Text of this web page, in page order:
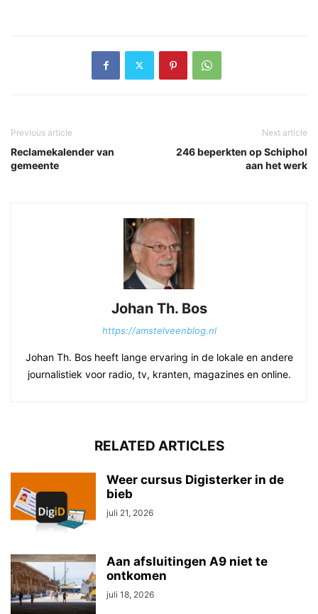
Previous article
Reclamekalender van
gemeente
Next article
246 beperkten op Schiphol
aan het werk
Johan Th. Bos
https://amstelveenblog.nl
Johan Th. Bos heeft lange ervaring in de lokale en andere
journalistiek voor radio, tv, kranten, magazines en online.
RELATED ARTICLES
Weer cursus Digisterker in de
bieb
juli 21, 2026
Aan afsluitingen A9 niet te
ontkomen
juli 18, 2026